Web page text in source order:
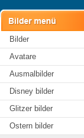
Bilder
Avatare
Ausmalbilder
Disney bilder
Glitzer bilder
Ostern bilder